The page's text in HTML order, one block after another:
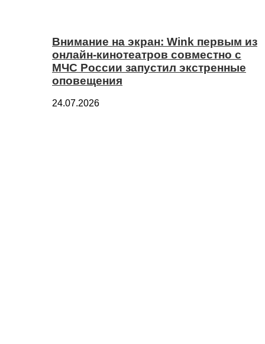
Внимание на экран: Wink первым из
онлайн-кинотеатров совместно с
МЧС России запустил экстренные
оповещения
24.07.2026